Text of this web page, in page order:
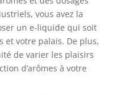
vous avez la
un e-liquide qui soit
et votre palais. De plus,
de varier les plaisirs
d’arômes à votre